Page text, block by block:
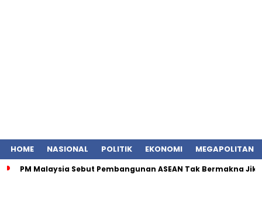
HOME NASIONAL POLITIK EKONOMI MEGAPOLITAN
PM Malaysia Sebut Pembangunan ASEAN Tak Bermakna